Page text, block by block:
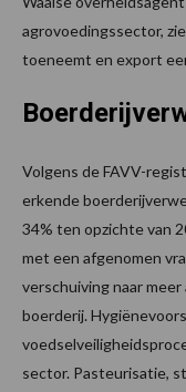
agrovoedingssector,
toeneemt en export
Volgens de FAVV-
erkende
34% ten opzichte van
met een afgenomen
verschuiving naar
boerderij.
sector. Pasteurisatie,